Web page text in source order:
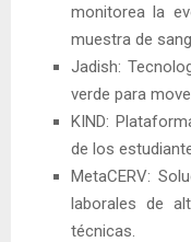
monitorea la
muestra de
Jadish:
verde para
KIND:
de los
MetaCERV:
laborales de
técnicas.